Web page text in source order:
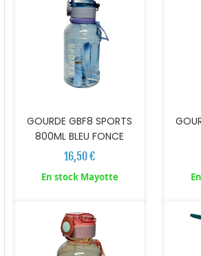
GOURDE GBF8 SPORTS
800ML BLEU FONCE
16,50 €
En stock Mayotte